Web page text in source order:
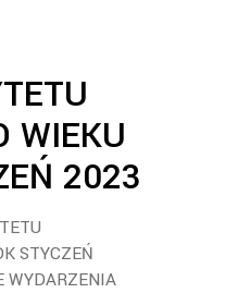
WIEKU
2023
STYCZEŃ
WYDARZENIA